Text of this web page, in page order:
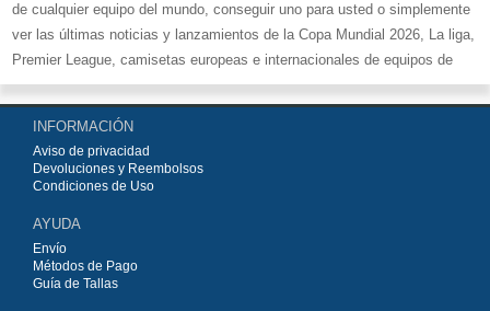
de cualquier equipo del mundo, conseguir uno para usted o simplemente
ver las últimas noticias y lanzamientos de la Copa Mundial 2026, La liga,
Premier League, camisetas europeas e internacionales de equipos de
fútbol y kits.
Comprecamisetas de fútbol baratas replicasen la tienda deportiva
más grande de Europa. ¡Grandes ofertas en todas las camisetas del club
de fútbol, ​​kits europeos e internacionales, todo a los precios más bajos!
Compre nuestra gran selección de
INFORMACIÓN
Aviso de privacidad
Devoluciones y Reembolsos
Condiciones de Uso
AYUDA
Envío
Métodos de Pago
Guía de Tallas